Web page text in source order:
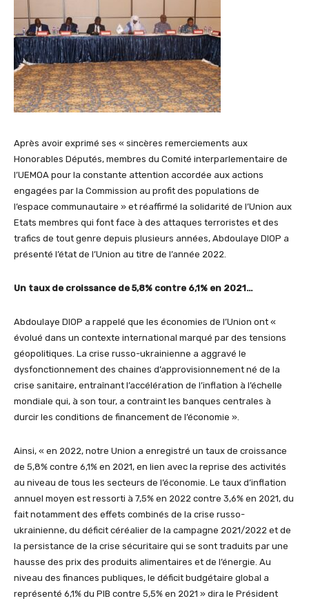
Après avoir exprimé ses « sincères remerciements aux
Honorables Députés, membres du Comité interparlementaire de
l’UEMOA pour la constante attention accordée aux actions
engagées par la Commission au profit des populations de
l’espace communautaire » et réaffirmé la solidarité de l’Union aux
Etats membres qui font face à des attaques terroristes et des
trafics de tout genre depuis plusieurs années, Abdoulaye DIOP a
présenté l’état de l’Union au titre de l’année 2022.
Un taux de croissance de 5,8% contre 6,1% en 2021…
Abdoulaye DIOP a rappelé que les économies de l’Union ont «
évolué dans un contexte international marqué par des tensions
géopolitiques. La crise russo-ukrainienne a aggravé le
dysfonctionnement des chaines d’approvisionnement né de la
crise sanitaire, entraînant l’accélération de l’inflation à l’échelle
mondiale qui, à son tour, a contraint les banques centrales à
durcir les conditions de financement de l’économie ».
Ainsi, « en 2022, notre Union a enregistré un taux de croissance
de 5,8% contre 6,1% en 2021, en lien avec la reprise des activités
au niveau de tous les secteurs de l’économie. Le taux d’inflation
annuel moyen est ressorti à 7,5% en 2022 contre 3,6% en 2021, du
fait notamment des effets combinés de la crise russo-
ukrainienne, du déficit céréalier de la campagne 2021/2022 et de
la persistance de la crise sécuritaire qui se sont traduits par une
hausse des prix des produits alimentaires et de l’énergie. Au
niveau des finances publiques, le déficit budgétaire global a
représenté 6,1% du PIB contre 5,5% en 2021 » dira le Président